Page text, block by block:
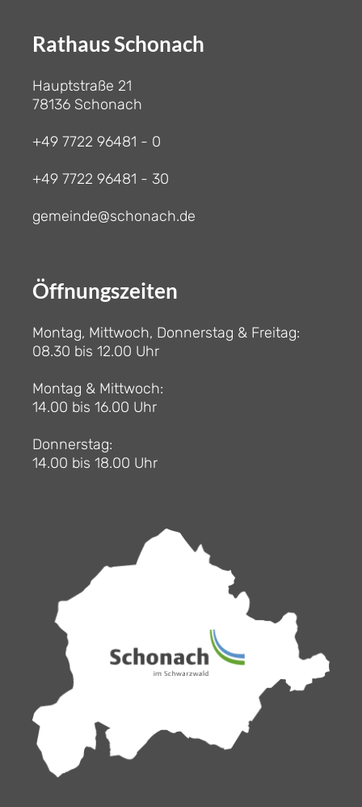
Rathaus Schonach
Hauptstraße 21
78136 Schonach
+49 7722 96481 - 0
+49 7722 96481 - 30
gemeinde@schonach.de
Öffnungszeiten
Montag, Mittwoch, Donnerstag & Freitag:
08.30 bis 12.00 Uhr
Montag & Mittwoch:
14.00 bis 16.00 Uhr
Donnerstag:
14.00 bis 18.00 Uhr